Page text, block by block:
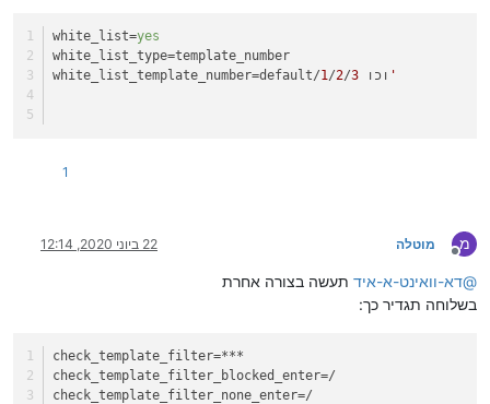
white_list=yes
white_list_type=template_number
white_list_template_number=default/1/2/3 וכו '
1
מ
מנותק
מוטלה 22 ביוני 2020, 12:14
@דא-וואינט-א-איד תעשה בצורה אחרת
בשלוחה תגדיר כך:
check_template_filter=***
check_template_filter_blocked_enter=/
check_template_filter_none_enter=/